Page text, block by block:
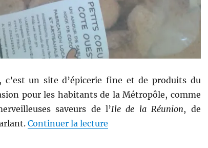
c’est un site d’épicerie fine et de produits du
pour les habitants de la Métropôle, comme
saveurs de l’Ile de la Réunion, de
Continuer la lecturede « Gateaux # 18 :